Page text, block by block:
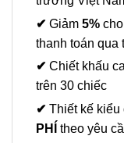
✔ Giảm 5%
thanh toán qua
✔ Chiết khấu
trên 30 chiếc
✔ Thiết kế kiểu
PHÍ theo yêu